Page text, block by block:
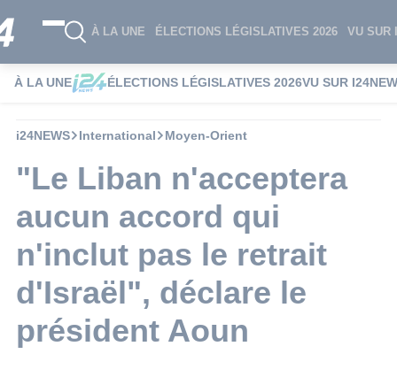
À LA UNE ÉLECTIONS LÉGISLATIVES 2026 VU SUR
À LA UNE ÉLECTIONS LÉGISLATIVES 2026VU SUR
i24NEWS International Moyen-Orient
"Le Liban n'acceptera
aucun accord qui
n'inclut pas le retrait
d'Israël", déclare le
président Aoun